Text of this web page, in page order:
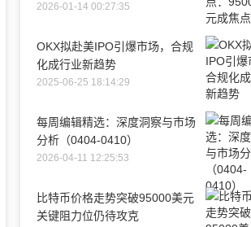
2026-01-14 00:27:35
OKX拟赴美IPO引爆市场，合规
化成行业新趋势
2025-06-25 18:14:29
每周编辑精选：深度洞察与市场
分析（0404-0410）
2026-04-11 12:25:53
比特币价格走势突破95000美元
关键阻力位仍待攻克